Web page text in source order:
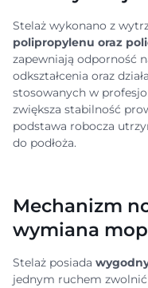
Stelaż wykonano z
polipropylenu oraz
zapewniają odporność
odkształcenia oraz
stosowanych w
zwiększa stabilność
podstawa robocza
do podłoża.
Mechanizm
wymiana
Stelaż posiada
jednym ruchem